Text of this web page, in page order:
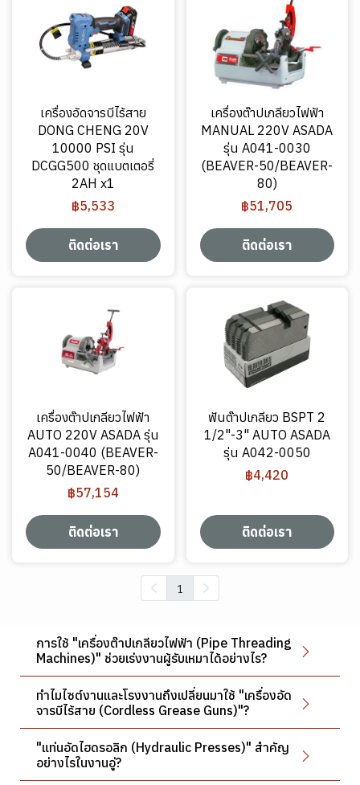
เครื่องอัดจารบีไร้สาย
DONG CHENG 20V
10000 PSI รุ่น
DCGG500 ชุดแบตเตอรี่
2AH x1
฿5,533
ติดต่อเรา
เครื่องต๊าปเกลียวไฟฟ้า
MANUAL 220V ASADA
รุ่น A041-0030
(BEAVER-50/BEAVER-
80)
฿51,705
ติดต่อเรา
เครื่องต๊าปเกลียวไฟฟ้า
AUTO 220V ASADA รุ่น
A041-0040 (BEAVER-
50/BEAVER-80)
฿57,154
ติดต่อเรา
ฟันต๊าปเกลียว BSPT 2
1/2"-3" AUTO ASADA
รุ่น A042-0050
฿4,420
ติดต่อเรา
1
การใช้ "เครื่องต๊าปเกลียวไฟฟ้า (Pipe Threading
Machines)" ช่วยเร่งงานผู้รับเหมาได้อย่างไร?
ทำไมไซต์งานและโรงงานถึงเปลี่ยนมาใช้ "เครื่องอัด
จารบีไร้สาย (Cordless Grease Guns)"?
"แท่นอัดไฮดรอลิก (Hydraulic Presses)" สำคัญ
อย่างไรในงานอู่?